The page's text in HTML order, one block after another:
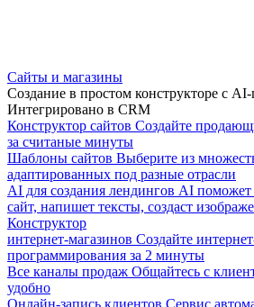
Сайты и магазины
Создание в простом конструкторе с
Интегрировано в CRM
Конструктор сайтов Создайте
за считаные минуты
Шаблоны сайтов Выберите из
адаптированных под разные отрасли
AI для создания лендингов AI поможет
сайт, напишет тексты, создаст
Конструктор
интернет-магазинов Создайте
программирования за 2 минуты
Все каналы продаж Общайтесь с
удобно